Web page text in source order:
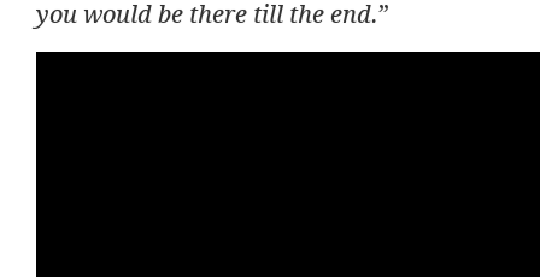
you would be there till the end.”